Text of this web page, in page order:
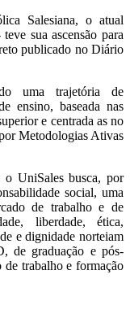
Salesiana, o atual
sua ascensão para
publicado no Diário
uma trajetória de
ensino, baseada nas
e centrada as no
Metodologias Ativas
o UniSales busca, por
social, uma
de trabalho e de
liberdade, ética,
e dignidade norteiam
de graduação e pós-
de trabalho e formação